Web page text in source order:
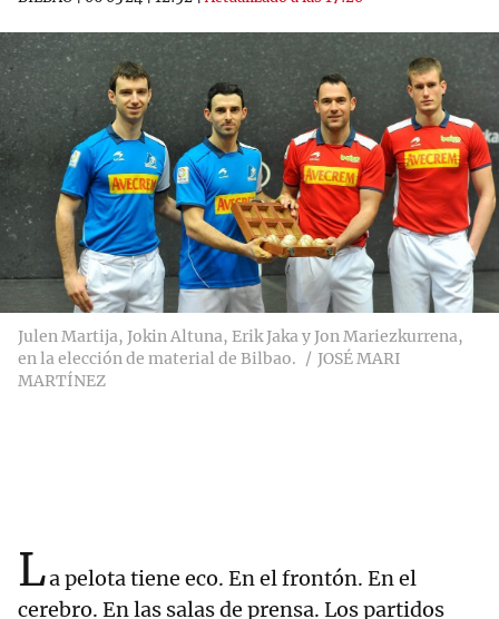
Julen Martija, Jokin Altuna, Erik Jaka y Jon Mariezkurrena,
en la elección de material de Bilbao.
JOSÉ MARI
MARTÍNEZ
La pelota tiene eco. En el frontón. En el
cerebro. En las salas de prensa. Los partidos